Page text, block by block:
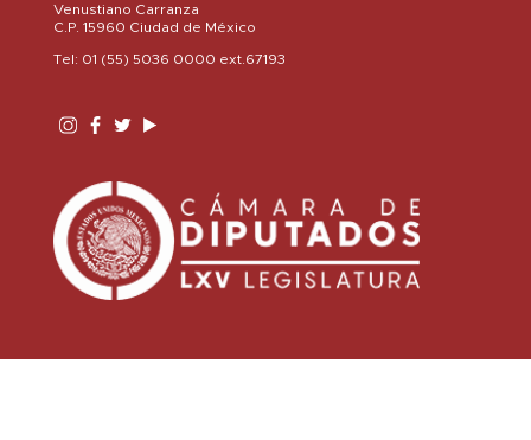
Venustiano Carranza
C.P. 15960 Ciudad de México
Tel: 01 (55) 5036 0000 ext.67193